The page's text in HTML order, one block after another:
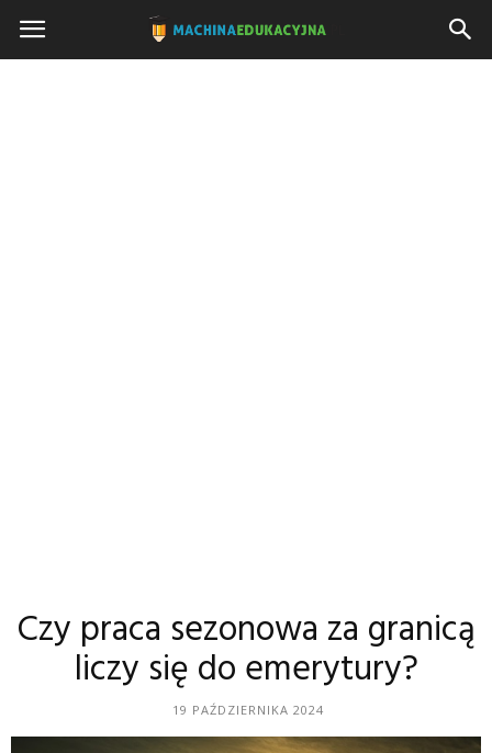
Machinaedukacyjna.pl
Czy praca sezonowa za granicą
liczy się do emerytury?
19 PAŹDZIERNIKA 2024